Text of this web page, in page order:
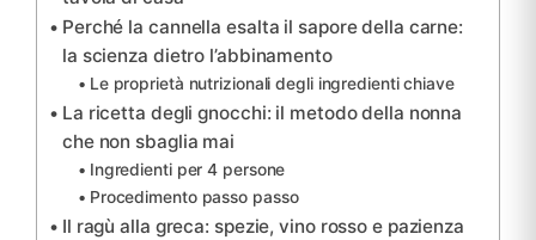
Perché la cannella esalta il sapore della carne:
la scienza dietro l’abbinamento
Le proprietà nutrizionali degli ingredienti chiave
La ricetta degli gnocchi: il metodo della nonna
che non sbaglia mai
Ingredienti per 4 persone
Procedimento passo passo
Il ragù alla greca: spezie, vino rosso e pazienza